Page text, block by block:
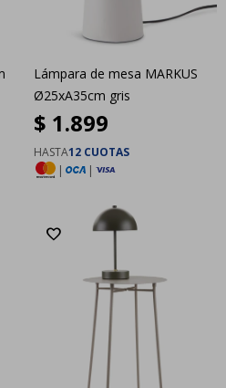
Lámpara de mesa MARKUS
Ø25xA35cm gris
$ 1.899
HASTA12 CUOTAS
|
|